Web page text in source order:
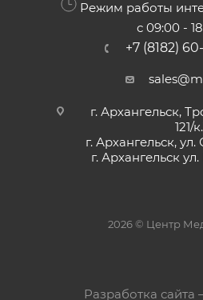
Режим работы
с 09:00 -
+7 (8182)
г. Архангельск,
121/
г. Архангельск, ул.
г. Архангельск
2026 © Центр
Разработка сайта